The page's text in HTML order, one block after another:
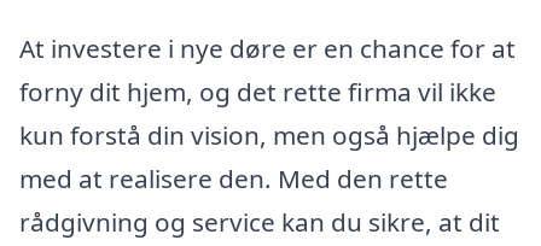
At investere i nye døre er en chance for at
forny dit hjem, og det rette firma vil ikke
kun forstå din vision, men også hjælpe dig
med at realisere den. Med den rette
rådgivning og service kan du sikre, at dit